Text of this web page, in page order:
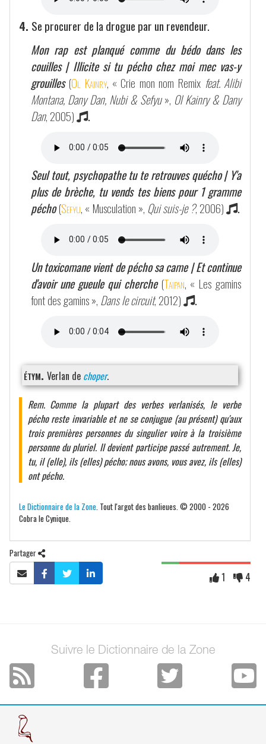
4. Se procurer de la drogue par un revendeur.
Mon rap est planqué comme du bédo dans les
couilles | Illicite si tu pécho chez moi mec vas-y
grouilles (Ol Kainry, « Crie mon nom Remix feat. Alibi
Montana, Dany Dan, Nubi & Sefyu», Ol Kainry & Dany
Dan, 2005) .
Seul tout, psychopathe tu te retrouves quécho | Y'a
plus de brèche, tu vends tes biens pour 1 gramme
pécho (Sefyu, « Musculation », Qui suis-je ?, 2006) .
Un toxicomane vient de pécho sa came | Et continue
d'avoir une gueule qui cherche (Taipan, « Les gamins
font des gamins », Dans le circuit, 2012) .
étym. Verlan de choper.
Rem. Comme la plupart des verbes verlanisés, le verbe
pécho reste invariable et ne se conjugue (au présent) qu'aux
trois premières personnes du singulier voire à la troisième
personne du pluriel. Il devient participe passé autrement. Je,
tu, il (elle), ils (elles) pécho; nous avons, vous avez, ils (elles)
ont pécho.
Le Dictionnaire de la Zone . Tout l'argot des banlieues. © 2000 - 2026
Cobra le Cynique.
Partager
1 4
Suivre le Dictionnaire de la Zone